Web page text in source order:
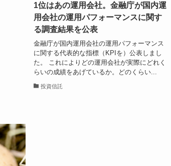
1位はあの運用会社。金融庁が国内運
用会社の運用パフォーマンスに関す
る調査結果を公表
金融庁が国内運用会社の運用パフォーマンス
に関する代表的な指標（KPIを）公表しまし
た。 これによりどの運用会社が実際にどれく
らいの成績をあげているか。どのくらい...
投資信託